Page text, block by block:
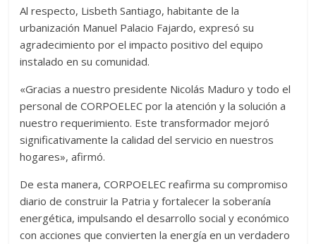
Al respecto, Lisbeth Santiago, habitante de la
urbanización Manuel Palacio Fajardo, expresó su
agradecimiento por el impacto positivo del equipo
instalado en su comunidad.
«Gracias a nuestro presidente Nicolás Maduro y todo el
personal de CORPOELEC por la atención y la solución a
nuestro requerimiento. Este transformador mejoró
significativamente la calidad del servicio en nuestros
hogares», afirmó.
De esta manera, CORPOELEC reafirma su compromiso
diario de construir la Patria y fortalecer la soberanía
energética, impulsando el desarrollo social y económico
con acciones que convierten la energía en un verdadero